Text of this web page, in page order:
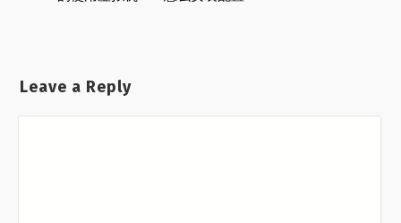
Leave a Reply